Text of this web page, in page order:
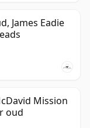
James Eadie
Mission
oud